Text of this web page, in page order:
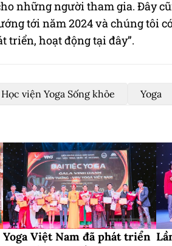
những người tham gia. Đây
tới năm 2024 và chúng tôi
triển, hoạt động tại đây”.
Học viện Yoga Sống khỏe Yoga
Yoga Việt Nam đã phát triển